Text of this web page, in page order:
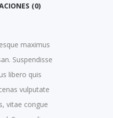
(0)
maximus
Suspendisse
libero quis
vulputate
vitae congue